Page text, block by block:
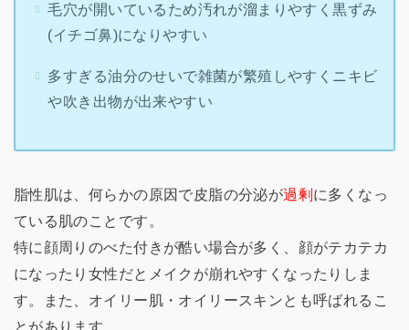
毛穴が開いているため汚れが溜まりやすく黒ずみ
(イチゴ鼻)になりやすい
多すぎる油分のせいで雑菌が繁殖しやすくニキビ
や吹き出物が出来やすい
脂性肌は、何らかの原因で皮脂の分泌が過剰 に多くなっ
ている肌のことです。
特に顔周りのべた付きが酷い場合が多く、顔がテカテカ
になったり女性だとメイクが崩れやすくなったりしま
す。また、オイリー肌・オイリースキンとも呼ばれるこ
とがあります。